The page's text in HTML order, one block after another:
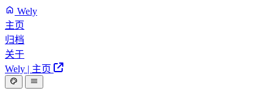
Wely
主页
归档
关于
Wely | 主页